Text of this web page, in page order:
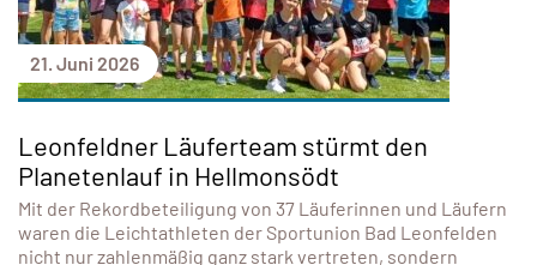
21. Juni 2026
Leonfeldner Läuferteam stürmt den
Planetenlauf in Hellmonsödt
Mit der Rekordbeteiligung von 37 Läuferinnen und Läufern
waren die Leichtathleten der Sportunion Bad Leonfelden
nicht nur zahlenmäßig ganz stark vertreten, sondern